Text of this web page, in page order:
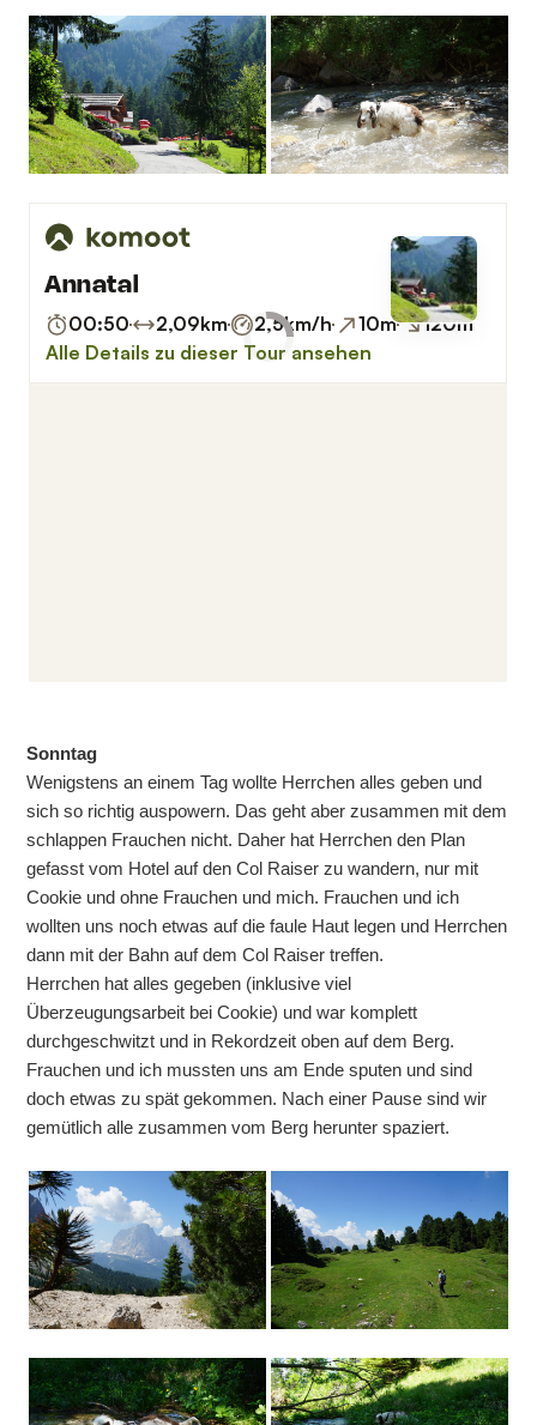
Sonntag
Wenigstens an einem Tag wollte Herrchen alles geben und
sich so richtig auspowern. Das geht aber zusammen mit dem
schlappen Frauchen nicht. Daher hat Herrchen den Plan
gefasst vom Hotel auf den Col Raiser zu wandern, nur mit
Cookie und ohne Frauchen und mich. Frauchen und ich
wollten uns noch etwas auf die faule Haut legen und Herrchen
dann mit der Bahn auf dem Col Raiser treffen.
Herrchen hat alles gegeben (inklusive viel
Überzeugungsarbeit bei Cookie) und war komplett
durchgeschwitzt und in Rekordzeit oben auf dem Berg.
Frauchen und ich mussten uns am Ende sputen und sind
doch etwas zu spät gekommen. Nach einer Pause sind wir
gemütlich alle zusammen vom Berg herunter spaziert.